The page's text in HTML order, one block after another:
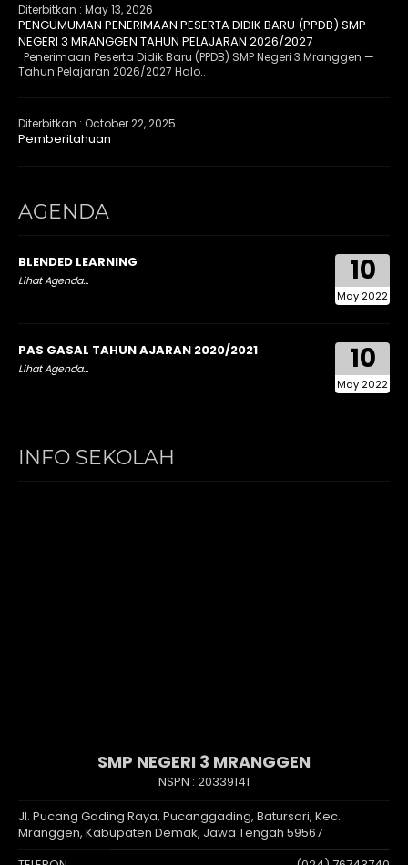
Diterbitkan : May 13, 2026
PENGUMUMAN PENERIMAAN PESERTA DIDIK BARU (PPDB) SMP
NEGERI 3 MRANGGEN TAHUN PELAJARAN 2026/2027
Penerimaan Peserta Didik Baru (PPDB) SMP Negeri 3 Mranggen —
Tahun Pelajaran 2026/2027 Halo..
Diterbitkan : October 22, 2025
Pemberitahuan
AGENDA
10
May 2022
BLENDED LEARNING
Lihat Agenda...
10
May 2022
PAS GASAL TAHUN AJARAN 2020/2021
Lihat Agenda...
INFO SEKOLAH
SMP NEGERI 3 MRANGGEN
NSPN : 20339141
Jl. Pucang Gading Raya, Pucanggading, Batursari, Kec.
Mranggen, Kabupaten Demak, Jawa Tengah 59567